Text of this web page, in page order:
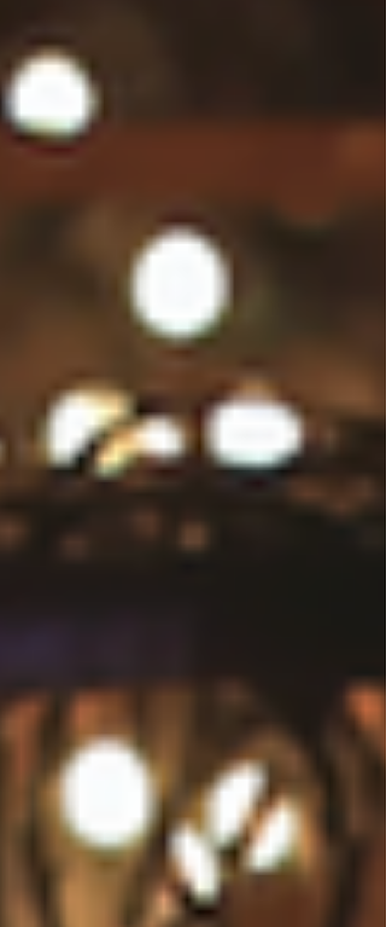
国の料理は、日本が一番という結果に。ア
アパシフィックをはじめ、今後爆発的に人
増加が見られる海外市場は、日本酒業界に
っても大変需要を伸ばしていくチャンスの
おいての日本酒の表現をもっと自由でクリ
イティブなものでなくてはならないと考え
ファンショナブルなスタイルを取り入れた
ィジュアルデザインを推進しています。 ​ 今
回、酔鯨酒造様のブランディングにおける
たなヴィジュアル表現として、ファッショ
業界のモデルを起用し、また日本酒需要の
世代のペルソナターゲット層を取り込むた
に、高級ランジェリーブランド
「RAVIJ0UR」ともコラボのディレクション